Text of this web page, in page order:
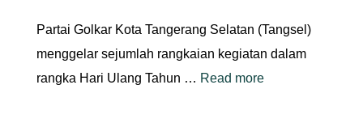
Partai Golkar Kota Tangerang Selatan (Tangsel)
menggelar sejumlah rangkaian kegiatan dalam
rangka Hari Ulang Tahun … Read more